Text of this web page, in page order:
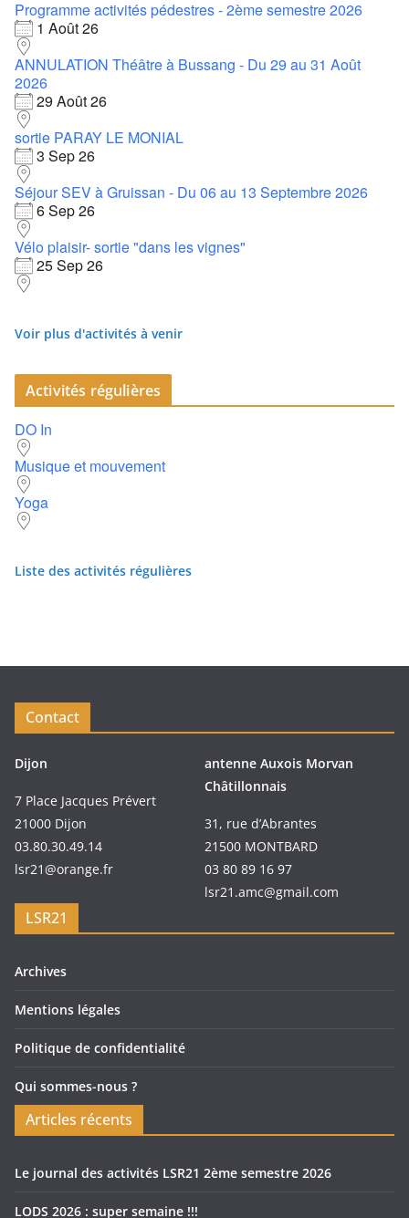
Programme activités pédestres - 2ème semestre 2026
1 Août 26
ANNULATION Théâtre à Bussang - Du 29 au 31 Août
2026
29 Août 26
sortie PARAY LE MONIAL
3 Sep 26
Séjour SEV à Gruissan - Du 06 au 13 Septembre 2026
6 Sep 26
Vélo plaisir- sortie "dans les vignes"
25 Sep 26
Voir plus d'activités à venir
Activités régulières
DO In
Musique et mouvement
Yoga
Liste des activités régulières
Contact
Dijon
7 Place Jacques Prévert
21000 Dijon
03.80.30.49.14
lsr21@orange.fr
antenne Auxois Morvan
Châtillonnais
31, rue d’Abrantes
21500 MONTBARD
03 80 89 16 97
lsr21.amc@gmail.com
LSR21
Archives
Mentions légales
Politique de confidentialité
Qui sommes-nous ?
Articles récents
Le journal des activités LSR21 2ème semestre 2026
LODS 2026 : super semaine !!!